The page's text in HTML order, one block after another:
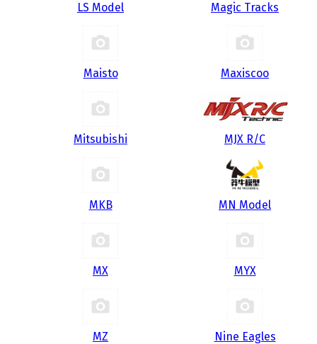
LS Model Magic Tracks
Maisto Maxiscoo
Mitsubishi MJX R/C
MKB MN Model
MX MYX
MZ Nine Eagles